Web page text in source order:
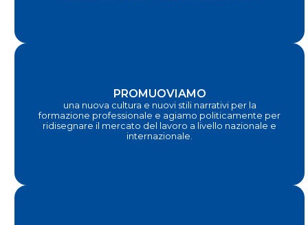
PROMUOVIAMO
una nuova cultura e nuovi stili narrativi per la
formazione professionale e agiamo politicamente per
ridisegnare il mercato del lavoro a livello nazionale e
internazionale.